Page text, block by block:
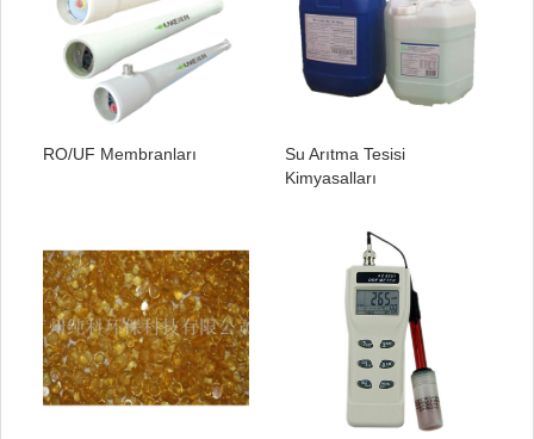
RO/UF Membranları
Su Arıtma Tesisi
Kimyasalları